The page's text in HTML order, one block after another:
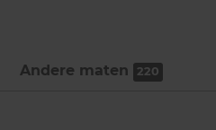
Andere maten 220